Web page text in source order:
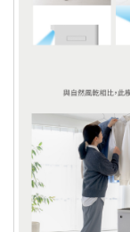
ATM轉帳：
算退款，約需
手續費 15元
至您的帳戶。
信用卡退款：
算後，將直接
戶中，且 將
工作時間約